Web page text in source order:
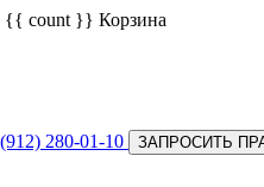
{{ count }} Корзина
280-01-10 ЗАПРОСИТЬ